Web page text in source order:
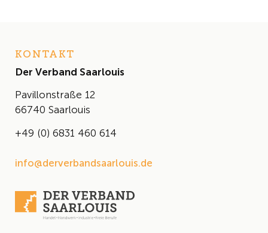
KONTAKT
Der Verband Saarlouis
Pavillonstraße 12
66740 Saarlouis
+49 (0) 6831 460 614
info@derverbandsaarlouis.de